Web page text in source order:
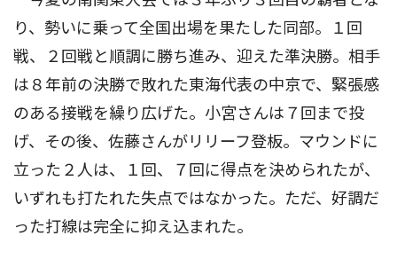
り、勢いに乗って全国出場を果たした同部。１回
戦、２回戦と順調に勝ち進み、迎えた準決勝。相手
は８年前の決勝で敗れた東海代表の中京で、緊張感
のある接戦を繰り広げた。小宮さんは７回まで投
げ、その後、佐藤さんがリリーフ登板。マウンドに
立った２人は、１回、７回に得点を決められたが、
いずれも打たれた失点ではなかった。ただ、好調だ
った打線は完全に抑え込まれた。